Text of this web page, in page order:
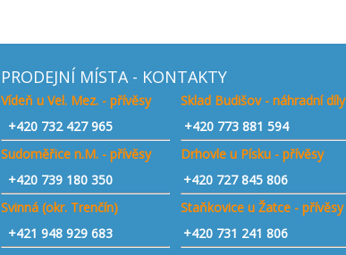
PRODEJNÍ MÍSTA - KONTAKTY
Vídeň u Vel. Mez. - přívěsy
+420 732 427 965
Sudoměřice n.M. - přívěsy
+420 739 180 350
Svinná (okr. Trenčín)
+421 948 929 683
Sklad Budišov - náhradní díly
+420 773 881 594
Drhovle u Písku - přívěsy
+420 727 845 806
Staňkovice u Žatce - přívěsy
+420 731 241 806